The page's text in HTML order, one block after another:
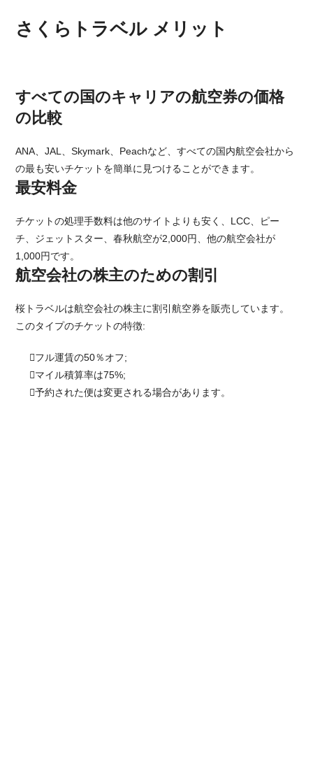
さくらトラベル メリット
すべての国のキャリアの航空券の価格
の比較
ANA、JAL、Skymark、Peachなど、すべての国内航空会社から
の最も安いチケットを簡単に見つけることができます。
最安料金
チケットの処理手数料は他のサイトよりも安く、LCC、ピー
チ、ジェットスター、春秋航空が2,000円、他の航空会社が
1,000円です。
航空会社の株主のための割引
桜トラベルは航空会社の株主に割引航空券を販売しています。
このタイプのチケットの特徴:
フル運賃の50％オフ;
マイル積算率は75%;
予約された便は変更される場合があります。